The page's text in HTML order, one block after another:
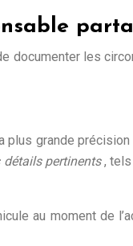
documenter les
grande
détails pertinents, tels
au moment de